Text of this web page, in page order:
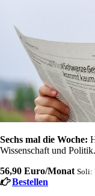
Sechs mal die Woche:
Wissenschaft und
56,90 Euro/Monat Soli:
Bestellen